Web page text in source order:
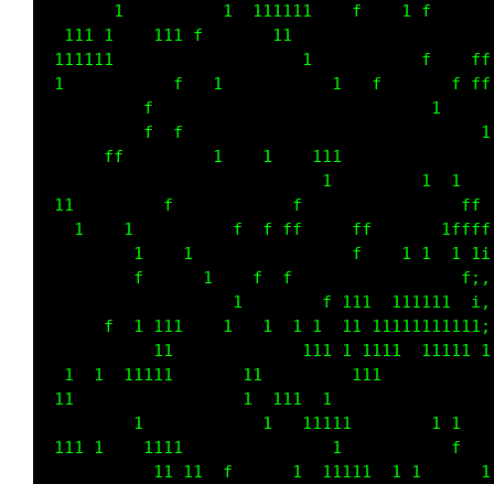
1   11           1
1   ff    f f  f f
f             111
f         1  1           f
1 111   1
1  11    1  f  1         ff f  f      f
f           1             f       ff
ff   1 11      f
11                      1  11   f     1 11
1 11 1          1  111    1  1  1 1
1 11  1 1          111    1       111 1
1 111111       1           11
1 11111 111  1          1  1   11
1  11111
11      1111               1
1        111 1    1     1 11111
11  1 1               1   f   11
1  1 1111   1      f
1 1 1          ff        ff    1  1
1111       1 11                   f